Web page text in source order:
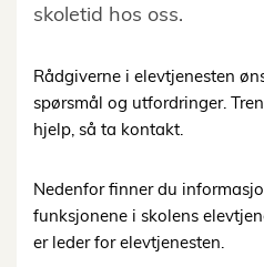
skoletid hos oss.
Rådgiverne i elevtjenesten
spørsmål og utfordringer.
hjelp, så ta kontakt.
Nedenfor finner du
funksjonene i skolens
er leder for elevtjenesten.